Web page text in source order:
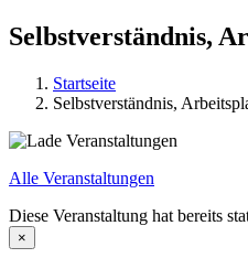
Selbstverständnis,
Startseite
Selbstverständnis,
Alle Veranstaltungen
Diese Veranstaltung hat bereits
×